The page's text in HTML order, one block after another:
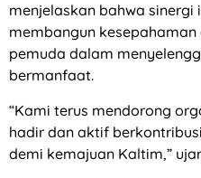
menjelaskan bahwa sinergi
membangun
pemuda dalam
bermanfaat.
“Kami terus mendorong
hadir dan aktif
demi kemajuan Kaltim,”